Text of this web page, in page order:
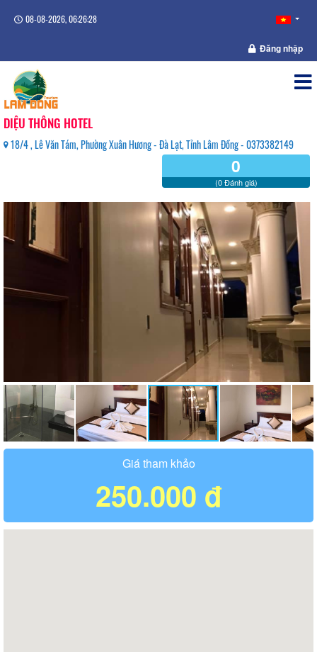
08-08-2026, 06:26:28
Đăng nhập
DIỆU THÔNG HOTEL
18/4 , Lê Văn Tám, Phường Xuân Hương - Đà Lạt, Tỉnh Lâm Đồng - 0373382149
0
(0 Đánh giá)
Giá tham khảo
250.000 đ